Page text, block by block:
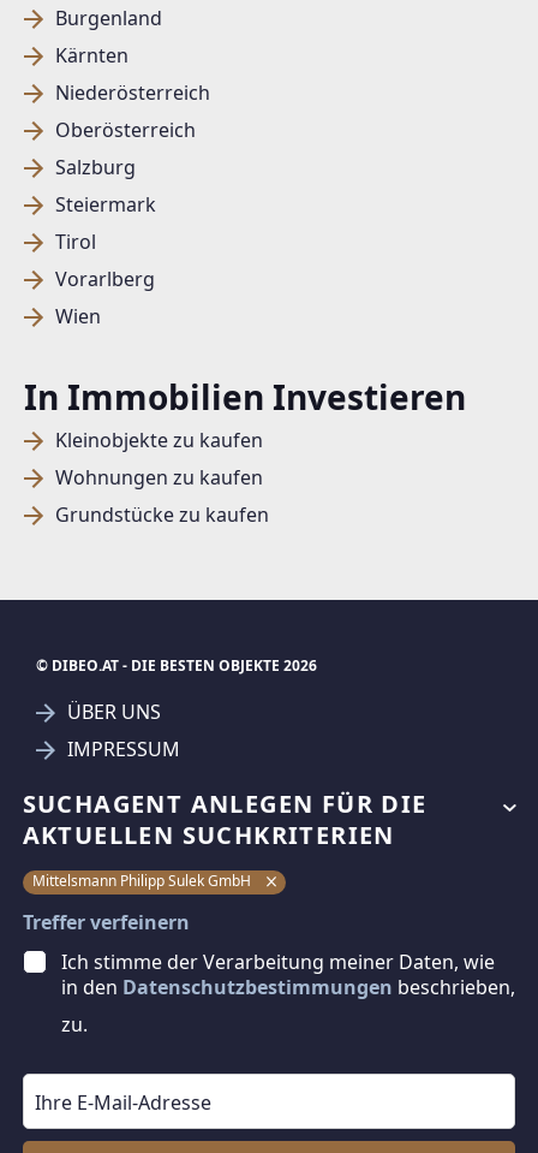
Burgenland
Kärnten
Niederösterreich
Oberösterreich
Salzburg
Steiermark
Tirol
Vorarlberg
Wien
In Immobilien Investieren
Kleinobjekte zu kaufen
Wohnungen zu kaufen
Grundstücke zu kaufen
SUCHAGENT ANLEGEN FÜR DIE
AKTUELLEN SUCHKRITERIEN
Mittelsmann Philipp Sulek GmbH
Treffer verfeinern
Ich stimme der Verarbeitung meiner Daten, wie
in den Datenschutzbestimmungen beschrieben,
zu.
© DIBEO.AT - DIE BESTEN OBJEKTE 2026
ÜBER UNS
IMPRESSUM
AGB & NUTZUNGSBEDINGUNGEN
FAQ
SCHAUEN SIE VORBEI
BAZAR.AT
IMMMO.AT
KRONE.AT